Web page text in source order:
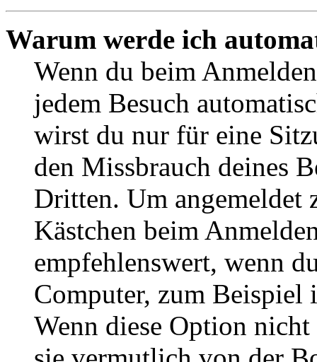
Warum werde ich
Wenn du beim
jedem Besuch
wirst du nur für eine
den Missbrauch deines
Dritten. Um angemeldet
Kästchen beim
empfehlenswert, wenn
Computer, zum Beispiel
Wenn diese Option